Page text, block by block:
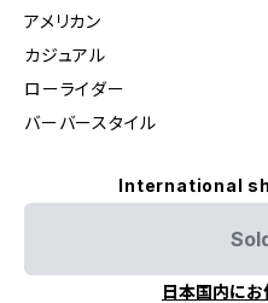
アメリカン
カジュアル
ローライダー
バーバースタイル
International
日本国内に